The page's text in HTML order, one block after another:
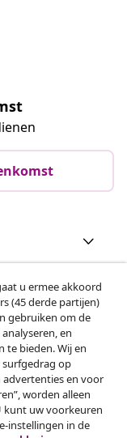
u ermee akkoord
(45 derde partijen)
gebruiken om de
en
te bieden. Wij en
op
advertenties en voor
worden alleen
kunt uw voorkeuren
instellingen in de